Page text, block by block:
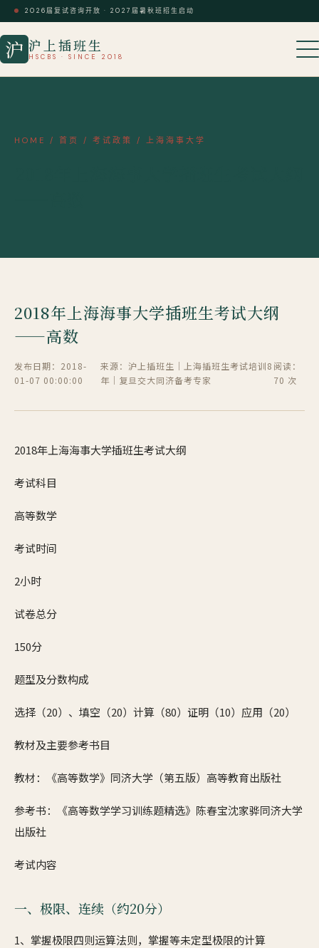
2026届复试咨询开放 · 2027届暑秋班招生启动
沪 沪上插班生
HSCBS · SINCE 2018
HOME / 首页 / 考试政策 / 上海海事大学
2018年上海海事大学插班生考试大纲
——高数
发布日期：2018-
01-07 00:00:00
来源：沪上插班生｜上海插班生考试培训8
年｜复旦交大同济备考专家
阅读：
70 次
2018年上海海事大学插班生考试大纲
考试科目
高等数学
考试时间
2小时
试卷总分
150分
题型及分数构成
选择（20）、填空（20）计算（80）证明（10）应用（20）
教材及主要参考书目
教材：《高等数学》同济大学（第五版）高等教育出版社
参考书：《高等数学学习训练题精选》陈春宝沈家骅同济大学
出版社
考试内容
一、极限、连续（约20分）
1、掌握极限四则运算法则，掌握等未定型极限的计算